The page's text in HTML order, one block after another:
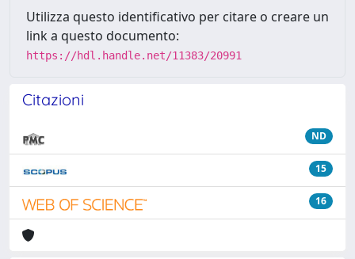
Utilizza questo identificativo per citare o creare un
link a questo documento:
https://hdl.handle.net/11383/20991
Citazioni
ND
15
16